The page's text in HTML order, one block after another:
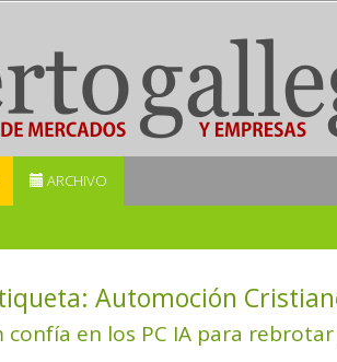
ARCHIVO
Automoción
confía en los PC IA para rebrotar